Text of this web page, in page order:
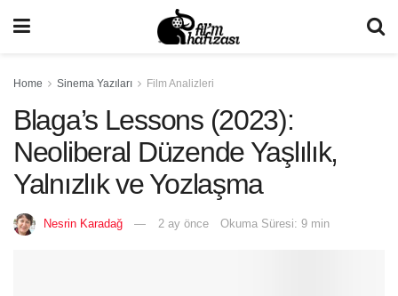
Home Sinema Yazıları Film Analizleri
Blaga’s Lessons (2023):
Neoliberal Düzende Yaşlılık,
Yalnızlık ve Yozlaşma
Nesrin Karadağ 2 ay önce Okuma Süresi: 9 min